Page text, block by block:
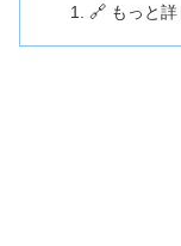
🔗 もっと